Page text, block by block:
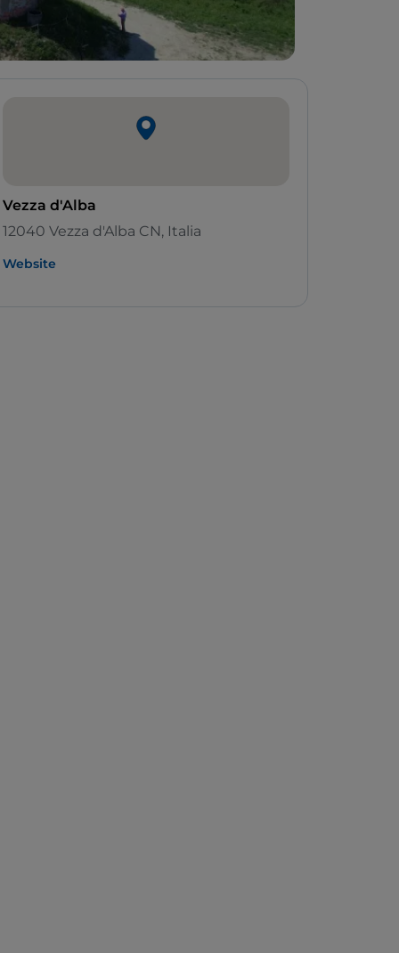
Vezza d'Alba
12040 Vezza d'Alba CN, Italia
Website